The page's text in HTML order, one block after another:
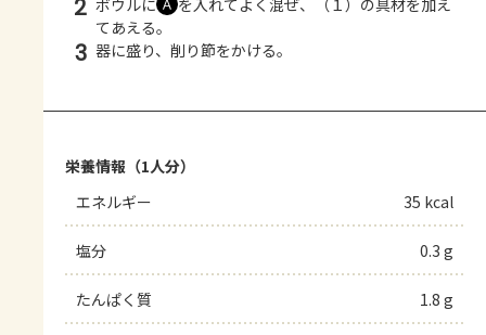
2 Ａ
てあえる。
3 器に盛り、削り節をかける。
栄養情報（1人分）
エネルギー
35 kcal
塩分 0.3 g
たんぱく質 1.8 g